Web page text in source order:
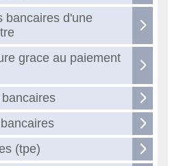
bancaires d'une
grace au paiement
(tpe)